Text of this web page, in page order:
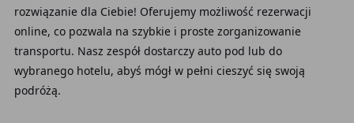
rozwiązanie dla Ciebie! Oferujemy możliwość rezerwacji
online, co pozwala na szybkie i proste zorganizowanie
transportu. Nasz zespół dostarczy auto pod lub do
wybranego hotelu, abyś mógł w pełni cieszyć się swoją
podróżą.